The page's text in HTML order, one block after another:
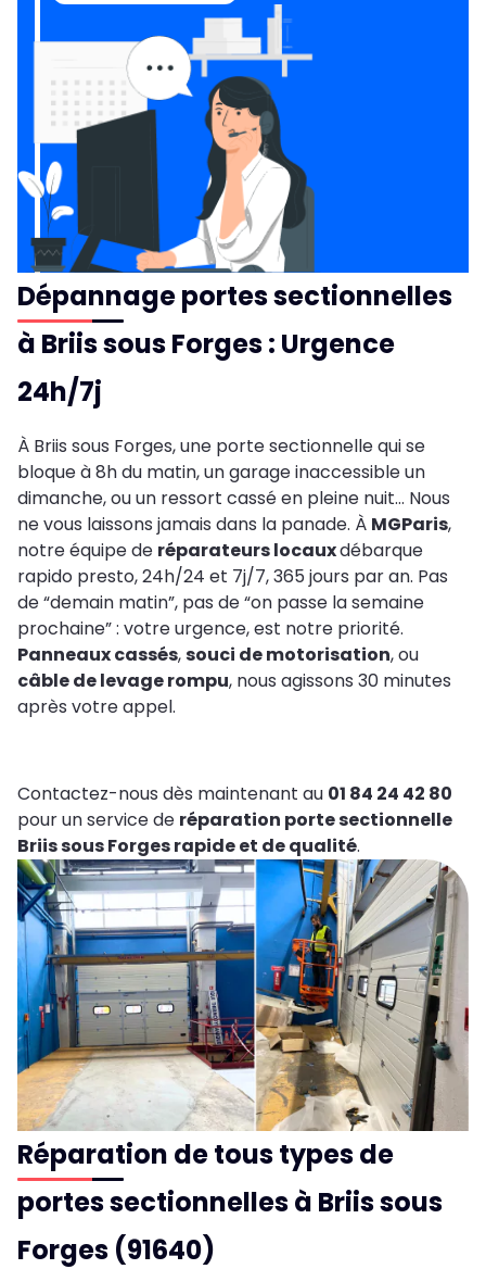
Dépannage portes sectionnelles
à Briis sous Forges : Urgence
24h/7j
À Briis sous Forges, une porte sectionnelle qui se
bloque à 8h du matin, un garage inaccessible un
dimanche, ou un ressort cassé en pleine nuit… Nous
ne vous laissons jamais dans la panade. À MGParis,
notre équipe de réparateurs locauxdébarque
rapido presto, 24h/24 et 7j/7, 365 jours par an. Pas
de “demain matin”, pas de “on passe la semaine
prochaine” : votre urgence, est notre priorité.
Panneaux cassés,souci de motorisation, ou
câble de levage rompu, nous agissons 30 minutes
après votre appel.
Contactez-nous dès maintenant au 01 84 24 42 80
pour un service de réparation porte sectionnelle
Briis sous Forges rapide et de qualité.
Réparation de tous types de
portes sectionnelles à Briis sous
Forges (91640)